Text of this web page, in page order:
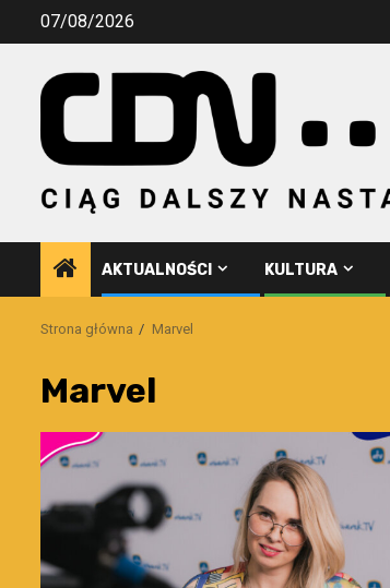
Przejdź07/08/2026
AKTUALNOŚCI KULTURA
Strona główna Marvel
Marvel